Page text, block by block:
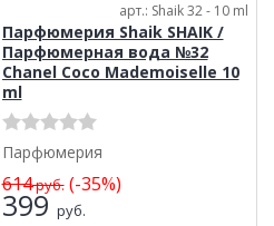
арт.: Shaik 32 - 10 ml
Парфюмерия Shaik SHAIK /
Парфюмерная вода №32
Chanel Coco Mademoiselle 10
ml
Парфюмерия
614руб.(-35%)
399 руб.